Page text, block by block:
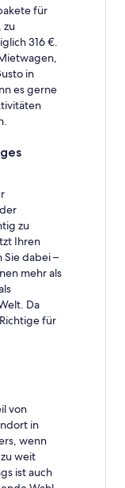
für
zu
316 €.
in
es gerne
zu
Ihren
Sie dabei –
mehr als
Da
für
von
in
wenn
weit
ist auch